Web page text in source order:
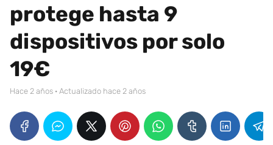
protege hasta 9
dispositivos por solo
19€
hace 2 años · Actualizado hace 2 años